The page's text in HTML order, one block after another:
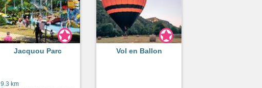
Jacquou Parc
9.3 km
Vol en Ballon